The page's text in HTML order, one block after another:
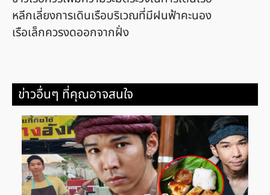
หลีกเลี่ยงการเดินเรือบริเวณที่มีฝนฟ้าคะนอง
เรือเล็กควรงดออกจากฝั่ง
ข่าวอื่นๆ ที่คุณอาจสนใจ